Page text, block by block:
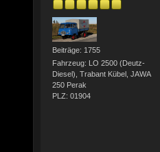
Beiträge: 1755
Fahrzeug: LO 2500 (Deutz-
Diesel), Trabant Kübel, JAWA
250 Perak
PLZ: 01904